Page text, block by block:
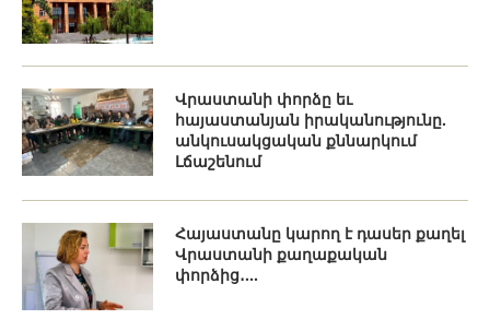
Վրաստանի փորձը եւ
հայաստանյան իրականությունը.
անկուսակցական քննարկում
Լճաշենում
Հայաստանը կարող է դասեր քաղել
Վրաստանի քաղաքական
փորձից․...